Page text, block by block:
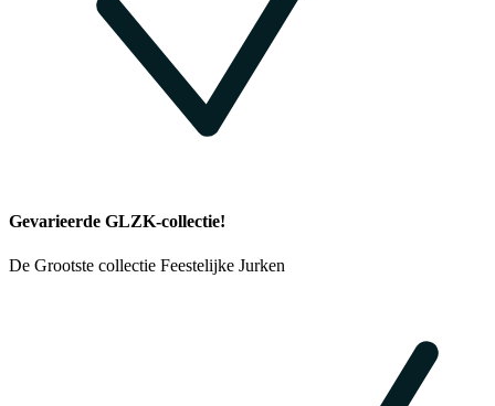
Gevarieerde GLZK-collectie!
De Grootste collectie Feestelijke Jurken